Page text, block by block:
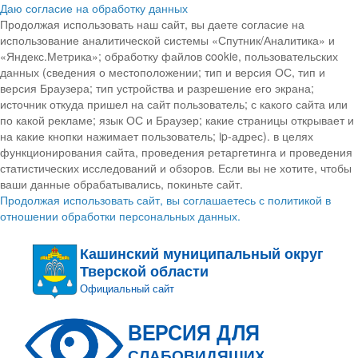
Даю согласие на обработку данных
Продолжая использовать наш сайт, вы даете согласие на
использование аналитической системы «Спутник/Аналитика» и
«Яндекс.Метрика»; обработку файлов cookie, пользовательских
данных (сведения о местоположении; тип и версия ОС, тип и
версия Браузера; тип устройства и разрешение его экрана;
источник откуда пришел на сайт пользователь; с какого сайта или
по какой рекламе; язык ОС и Браузер; какие страницы открывает и
на какие кнопки нажимает пользователь; ip-адрес). в целях
функционирования сайта, проведения ретаргетинга и проведения
статистических исследований и обзоров. Если вы не хотите, чтобы
ваши данные обрабатывались, покиньте сайт.
Продолжая использовать сайт, вы соглашаетесь с политикой в
отношении обработки персональных данных.